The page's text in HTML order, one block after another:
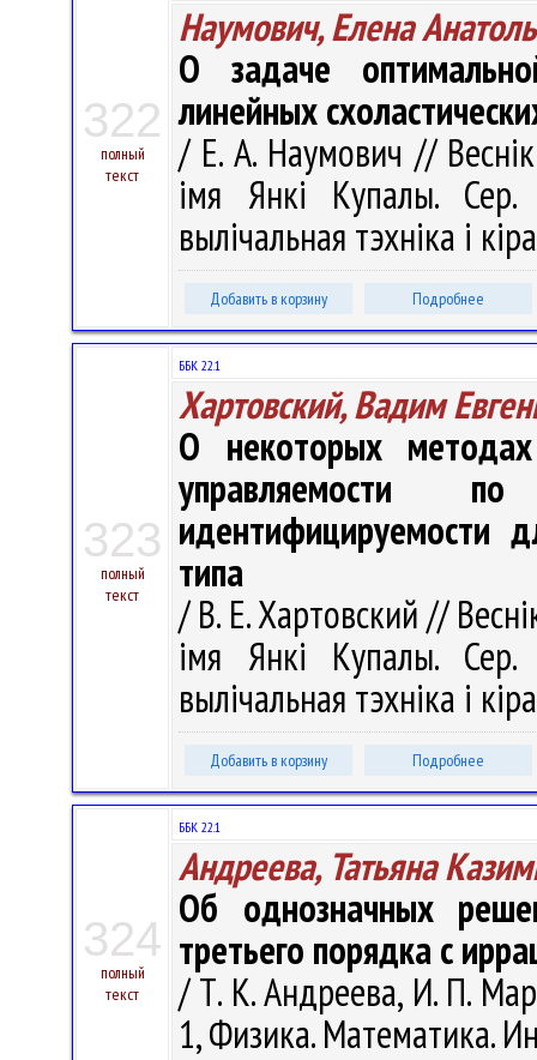
322
полный
текст
Наумович, Елена
О задаче
линейных
/ Е. А. Наумович // Веснік
імя Янкі Купалы. Сер.
вылічальная тэхніка і
Добавить в корзину Подробнее
323
полный
текст
ББК 22.1
Хартовский, Вадим
О некоторых методах
управляемости
идентифицируемости
типа
/ В. Е. Хартовский //
імя Янкі Купалы. Сер.
вылічальная тэхніка і
Добавить в корзину Подробнее
324
полный
текст
ББК 22.1
Андреева, Татьяна
Об однозначных
третьего порядка с
/ Т. К. Андреева, И. П.
1, Физика. Математика.